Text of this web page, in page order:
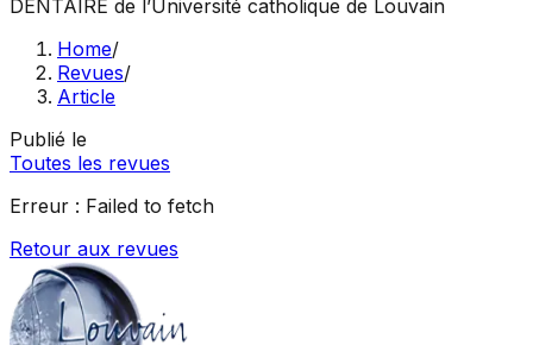
DENTAIRE de l’Université catholique de Louvain
Home/
Revues/
Article
Publié le
Toutes les revues
Erreur : Failed to fetch
Retour aux revues